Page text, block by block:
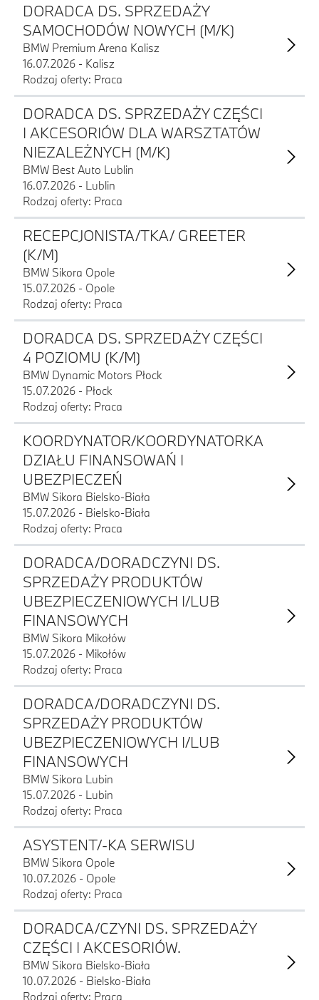
DORADCA DS. SPRZEDAŻY
SAMOCHODÓW NOWYCH (M/K)
BMW Premium Arena Kalisz
16.07.2026 - Kalisz
Rodzaj oferty: Praca
DORADCA DS. SPRZEDAŻY CZĘŚCI
I AKCESORIÓW DLA WARSZTATÓW
NIEZALEŻNYCH (M/K)
BMW Best Auto Lublin
16.07.2026 - Lublin
Rodzaj oferty: Praca
RECEPCJONISTA/TKA/ GREETER
(K/M)
BMW Sikora Opole
15.07.2026 - Opole
Rodzaj oferty: Praca
DORADCA DS. SPRZEDAŻY CZĘŚCI
4 POZIOMU (K/M)
BMW Dynamic Motors Płock
15.07.2026 - Płock
Rodzaj oferty: Praca
KOORDYNATOR/KOORDYNATORKA
DZIAŁU FINANSOWAŃ I
UBEZPIECZEŃ
BMW Sikora Bielsko-Biała
15.07.2026 - Bielsko-Biała
Rodzaj oferty: Praca
DORADCA/DORADCZYNI DS.
SPRZEDAŻY PRODUKTÓW
UBEZPIECZENIOWYCH I/LUB
FINANSOWYCH
BMW Sikora Mikołów
15.07.2026 - Mikołów
Rodzaj oferty: Praca
DORADCA/DORADCZYNI DS.
SPRZEDAŻY PRODUKTÓW
UBEZPIECZENIOWYCH I/LUB
FINANSOWYCH
BMW Sikora Lubin
15.07.2026 - Lubin
Rodzaj oferty: Praca
ASYSTENT/-KA SERWISU
BMW Sikora Opole
10.07.2026 - Opole
Rodzaj oferty: Praca
DORADCA/CZYNI DS. SPRZEDAŻY
CZĘŚCI I AKCESORIÓW.
BMW Sikora Bielsko-Biała
10.07.2026 - Bielsko-Biała
Rodzaj oferty: Praca